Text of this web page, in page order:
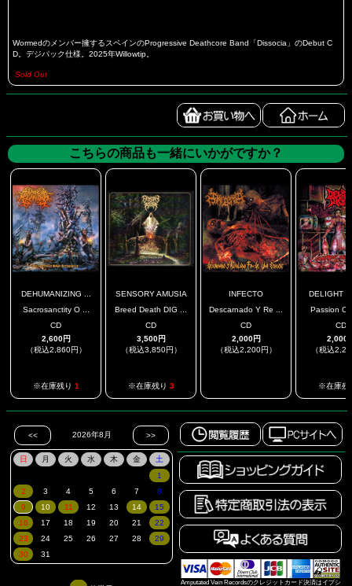
Wormedのメンバー擁するスペインのProgressive Deathcore Band「Dissocia」のDebut C
D。デジパック仕様。2025年Willowtip。
Sold Out
こちらの商品も一緒にいかがですか？
DEHUMANIZING ...
Sacrosanctity O ...
CD
2,600円
（税込2,860円）
※在庫残り 1
SENSORY AMUSIA
Breed Death DIG ...
CD
3,500円
（税込3,850円）
※在庫残り 3
INFECTO
Descarnado Y Re ...
CD
2,000円
（税込2,200円）
DELIGHT
Passion Of
CD
2,000
（税込
※在庫残
Amputated Vein Recordsのクレジットカード決済はイプシ